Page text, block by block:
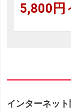
5,800円
インターネット